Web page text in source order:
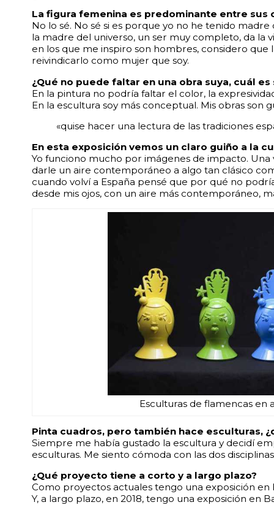
La figura femenina es predominante entre sus
No lo sé. No sé si es porque yo no he tenido
la madre del universo, un ser muy completo, da la
en los que me inspiro son hombres, considero
reivindicarlo como mujer que soy.
¿Qué no puede faltar en una obra suya, cuál
En la pintura no podría faltar el color, la
En la escultura soy más conceptual. Mis obras
«quise hacer una lectura de las tradiciones
En esta exposición vemos un claro guiño a la
Yo funciono mucho por imágenes de impacto.
darle un aire contemporáneo a algo tan clásico
cuando volví a España pensé que por qué no
desde mis ojos, con un aire más contemporáneo,
Esculturas de flamencas en
Pinta cuadros, pero también hace esculturas,
Siempre me había gustado la escultura y decidí
esculturas. Me siento cómoda con las dos
¿Qué proyecto tiene a corto y a largo plazo?
Como proyectos actuales tengo una exposición en
Y, a largo plazo, en 2018, tengo una exposición en